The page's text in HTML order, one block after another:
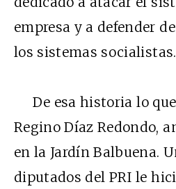
empresa y a defender
los sistemas socialistas.
De esa historia lo que
Regino Díaz Redondo,
en la Jardín Balbuena.
diputados del PRI le